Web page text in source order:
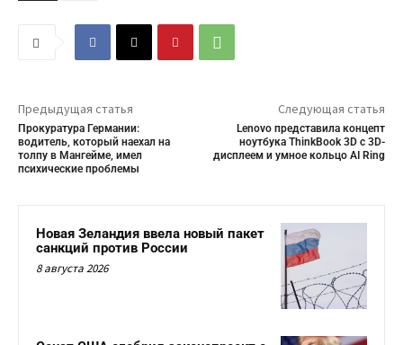
Предыдущая статья
Прокуратура Германии:
водитель, который наехал на
толпу в Мангейме, имел
психические проблемы
Следующая статья
Lenovo представила концепт
ноутбука ThinkBook 3D с 3D-
дисплеем и умное кольцо AI Ring
Новая Зеландия ввела новый пакет
санкций против России
8 августа 2026